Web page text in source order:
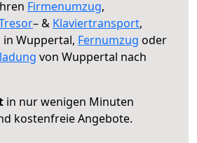
Firmenumzug,
– & Klaviertransport,
in Wuppertal, Fernumzug oder
von Wuppertal nach
in nur wenigen Minuten
kostenfreie Angebote.